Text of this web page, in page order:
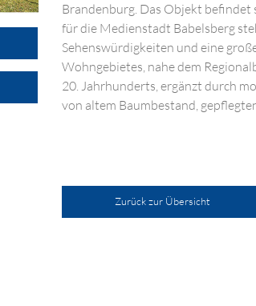
Brandenburg. Das Objekt
für die Medienstadt Babelsberg
Sehenswürdigkeiten und eine
Wohngebietes, nahe dem
20. Jahrhunderts, ergänzt durch
von altem Baumbestand,
Zurück zur Übersicht